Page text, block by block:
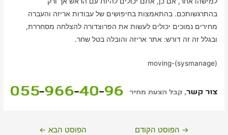
בהתרגשותכם. בהתאמצות בחיפושים של עבודות אריזה והעברה
מחירים נמוכים יכולים לעשות את הפרוצדורה להצלחה מסחררת,
ובגלל זה זה דורש: אתר אריזה והובלה בטל שחר.
moving-(sysmanage)
ניווט→ הפוסט הקודם הפוסט הבא ←